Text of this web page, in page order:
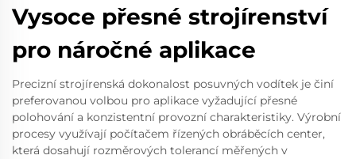
Vysoce přesné strojírenství
pro náročné aplikace
Precizní strojírenská dokonalost posuvných vodítek je činí
preferovanou volbou pro aplikace vyžadující přesné
polohování a konzistentní provozní charakteristiky. Výrobní
procesy využívají počítačem řízených obráběcích center,
která dosahují rozměrových tolerancí měřených v